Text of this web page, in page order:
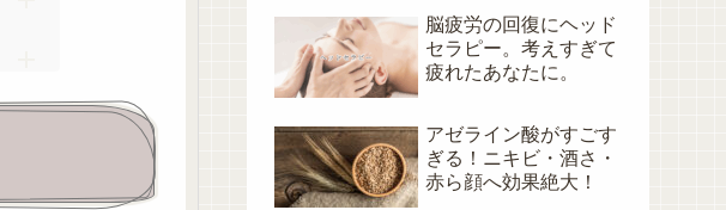
脳疲労の回復にヘッド
セラピー。考えすぎて
疲れたあなたに。
アゼライン酸がすごす
ぎる！ニキビ・酒さ・
赤ら顔へ効果絶大！